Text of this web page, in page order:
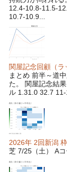
12.4-10.8-11.5-
10.7-10.9...
関屋記念回顧（
まとめ 前半～道
た。 関屋記念結
ル 1.31.0 32.7
2026年 2回新潟
芝 7/25（土） A